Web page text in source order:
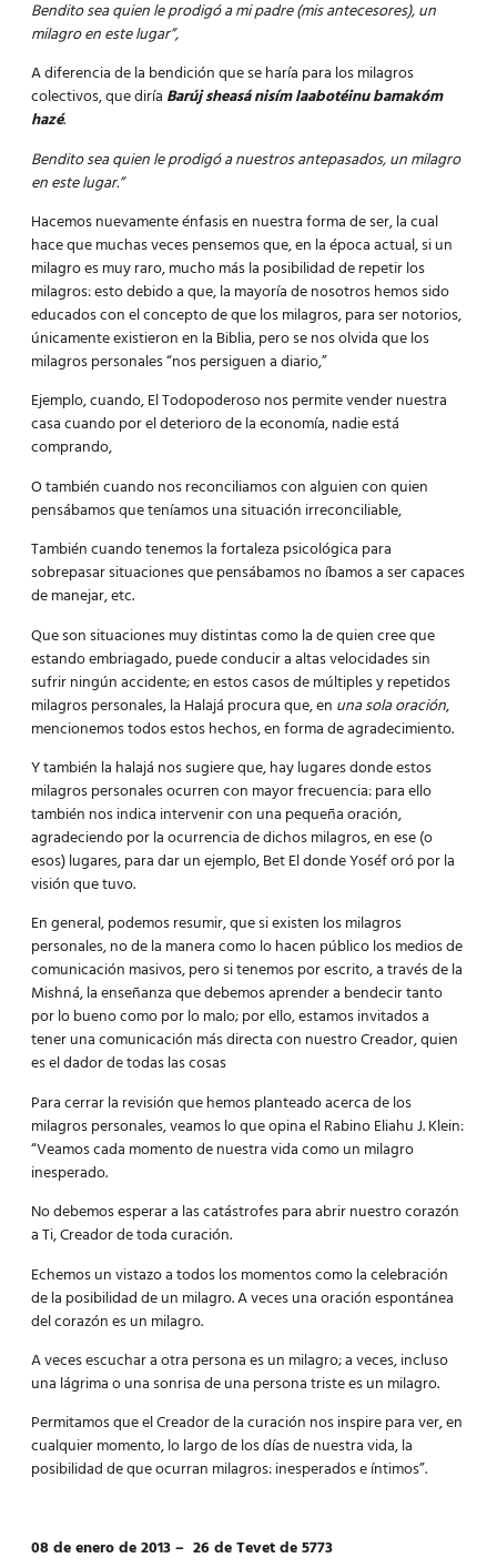
Bendito sea quien le prodigó a mi padre (mis antecesores), un
milagro en este lugar”,
A diferencia de la bendición que se haría para los milagros
colectivos, que diría Barúj sheasá nisím laabotéinu bamakóm
hazé.
Bendito sea quien le prodigó a nuestros antepasados, un milagro
en este lugar.”
Hacemos nuevamente énfasis en nuestra forma de ser, la cual
hace que muchas veces pensemos que, en la época actual, si un
milagro es muy raro, mucho más la posibilidad de repetir los
milagros: esto debido a que, la mayoría de nosotros hemos sido
educados con el concepto de que los milagros, para ser notorios,
únicamente existieron en la Biblia, pero se nos olvida que los
milagros personales “nos persiguen a diario,”
Ejemplo, cuando, El Todopoderoso nos permite vender nuestra
casa cuando por el deterioro de la economía, nadie está
comprando,
O también cuando nos reconciliamos con alguien con quien
pensábamos que teníamos una situación irreconciliable,
También cuando tenemos la fortaleza psicológica para
sobrepasar situaciones que pensábamos no íbamos a ser capaces
de manejar, etc.
Que son situaciones muy distintas como la de quien cree que
estando embriagado, puede conducir a altas velocidades sin
sufrir ningún accidente; en estos casos de múltiples y repetidos
milagros personales, la Halajá procura que, en una sola oración,
mencionemos todos estos hechos, en forma de agradecimiento.
Y también la halajá nos sugiere que, hay lugares donde estos
milagros personales ocurren con mayor frecuencia: para ello
también nos indica intervenir con una pequeña oración,
agradeciendo por la ocurrencia de dichos milagros, en ese (o
esos) lugares, para dar un ejemplo, Bet El donde Yoséf oró por la
visión que tuvo.
En general, podemos resumir, que si existen los milagros
personales, no de la manera como lo hacen público los medios de
comunicación masivos, pero si tenemos por escrito, a través de la
Mishná, la enseñanza que debemos aprender a bendecir tanto
por lo bueno como por lo malo; por ello, estamos invitados a
tener una comunicación más directa con nuestro Creador, quien
es el dador de todas las cosas
Para cerrar la revisión que hemos planteado acerca de los
milagros personales, veamos lo que opina el Rabino Eliahu J. Klein:
“Veamos cada momento de nuestra vida como un milagro
inesperado.
No debemos esperar a las catástrofes para abrir nuestro corazón
a Ti, Creador de toda curación.
Echemos un vistazo a todos los momentos como la celebración
de la posibilidad de un milagro. A veces una oración espontánea
del corazón es un milagro.
A veces escuchar a otra persona es un milagro; a veces, incluso
una lágrima o una sonrisa de una persona triste es un milagro.
Permitamos que el Creador de la curación nos inspire para ver, en
cualquier momento, lo largo de los días de nuestra vida, la
posibilidad de que ocurran milagros: inesperados e íntimos”.
08 de enero de 2013 – 26 de Tevet de 5773